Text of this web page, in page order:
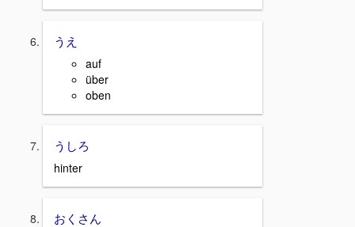
うえ
auf
über
oben
うしろ
hinter
おくさん